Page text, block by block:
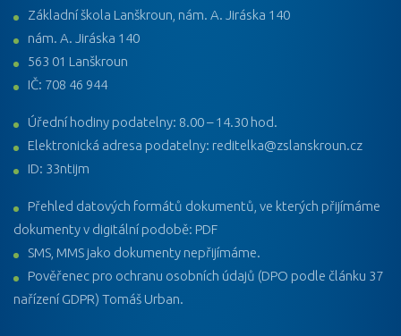
Základní škola Lanškroun, nám. A. Jiráska 140
nám. A. Jiráska 140
563 01 Lanškroun
IČ: 708 46 944
Úřední hodiny podatelny: 8.00 – 14.30 hod.
Elektronická adresa podatelny: reditelka@zslanskroun.cz
ID: 33ntijm
Přehled datových formátů dokumentů, ve kterých přijímáme
dokumenty v digitální podobě: PDF
SMS, MMS jako dokumenty nepřijímáme.
Pověřenec pro ochranu osobních údajů (DPO podle článku 37
nařízení GDPR) Tomáš Urban.